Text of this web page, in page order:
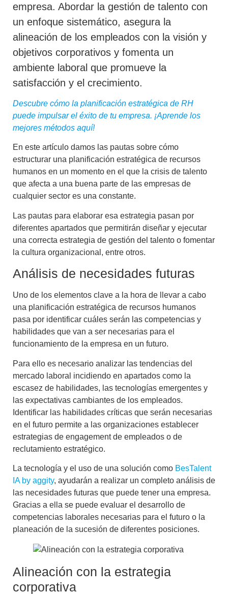
empresa. Abordar la gestión de talento con
un enfoque sistemático, asegura la
alineación de los empleados con la visión y
objetivos corporativos y fomenta un
ambiente laboral que promueve la
satisfacción y el crecimiento.
Descubre cómo la planificación estratégica de RH
puede impulsar el éxito de tu empresa. ¡Aprende los
mejores métodos aquí!
En este artículo damos las pautas sobre cómo
estructurar una planificación estratégica de recursos
humanos en un momento en el que la crisis de talento
que afecta a una buena parte de las empresas de
cualquier sector es una constante.
Las pautas para elaborar esa estrategia pasan por
diferentes apartados que permitirán diseñar y ejecutar
una correcta estrategia de gestión del talento o fomentar
la cultura organizacional , entre otros.
Análisis de necesidades futuras
Uno de los elementos clave a la hora de llevar a cabo
una planificación estratégica de recursos humanos
pasa por identificar cuáles serán las competencias y
habilidades que van a ser necesarias para el
funcionamiento de la empresa en un futuro.
Para ello es necesario analizar las tendencias del
mercado laboral incidiendo en apartados como la
escasez de habilidades, las tecnologías emergentes y
las expectativas cambiantes de los empleados.
Identificar las habilidades críticas que serán necesarias
en el futuro permite a las organizaciones establecer
estrategias de engagement de empleados o de
reclutamiento estratégico.
La tecnología y el uso de una solución como BesTalent
IA by aggity, ayudarán a realizar un completo análisis de
las necesidades futuras que puede tener una empresa.
Gracias a ella se puede evaluar el desarrollo de
competencias laborales necesarias para el futuro o la
planeación de la sucesión de diferentes posiciones.
Alineación con la estrategia
corporativa